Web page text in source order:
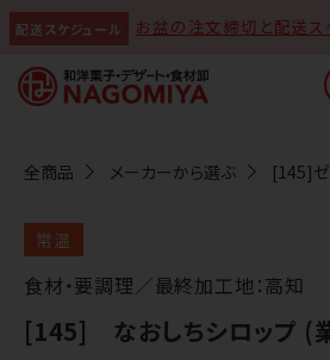
配送スケジュール お盆の注文締切と配送ス
全商品 メーカーから選ぶ [145]ゼ
常温
食材・要調理／最終加工地：高知
[145] なおしちシロップ (
なごみやAIガイド
AIがなごみやの使い方をお答えします